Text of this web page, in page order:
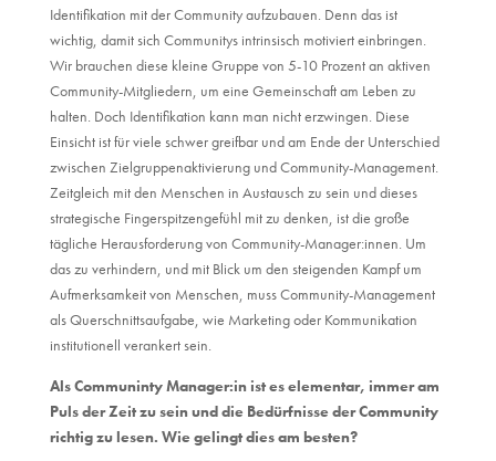
Identifikation mit der Community aufzubauen. Denn das ist
wichtig, damit sich Communitys intrinsisch motiviert einbringen.
Wir brauchen diese kleine Gruppe von 5-10 Prozent an aktiven
Community-Mitgliedern, um eine Gemeinschaft am Leben zu
halten. Doch Identifikation kann man nicht erzwingen. Diese
Einsicht ist für viele schwer greifbar und am Ende der Unterschied
zwischen Zielgruppenaktivierung und Community-Management.
Zeitgleich mit den Menschen in Austausch zu sein und dieses
strategische Fingerspitzengefühl mit zu denken, ist die große
tägliche Herausforderung von Community-Manager:innen. Um
das zu verhindern, und mit Blick um den steigenden Kampf um
Aufmerksamkeit von Menschen, muss Community-Management
als Querschnittsaufgabe, wie Marketing oder Kommunikation
institutionell verankert sein.
Als Communinty Manager:in ist es elementar, immer am
Puls der Zeit zu sein und die Bedürfnisse der Community
richtig zu lesen. Wie gelingt dies am besten?